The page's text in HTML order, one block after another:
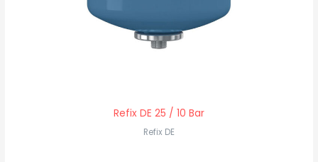
Refix DE 25 / 10 Bar
Refix DE